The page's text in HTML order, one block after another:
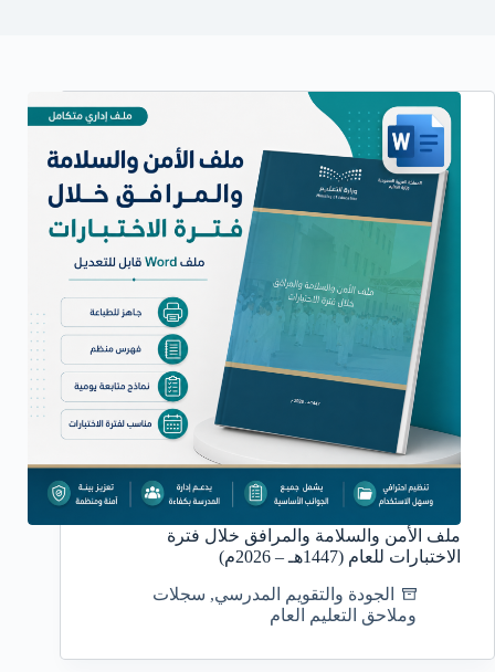
ملف الأمن والسلامة والمرافق خلال فترة
الاختبارات للعام (1447هـ – 2026م)
الجودة والتقويم المدرسي, سجلات
وملاحق التعليم العام